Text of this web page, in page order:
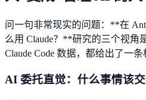
问一句非常现实的问题：**在
么用 Claude？**研究的三个视角
Claude Code 数据，都给出了一条
AI 委托直觉：什么事情该交